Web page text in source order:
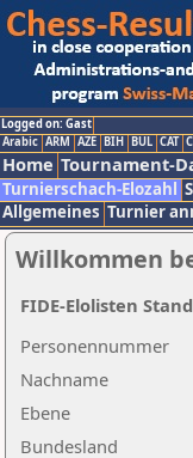
Logged on: Gast
Arabic ARM AZE BIH BUL CAT
Home Tournament-
Turnierschach-Elozahl
Allgemeines Turnier
Willkommen
Nachname
Ebene
Personennummer
Bundesland
FIDE-Elolisten Stand